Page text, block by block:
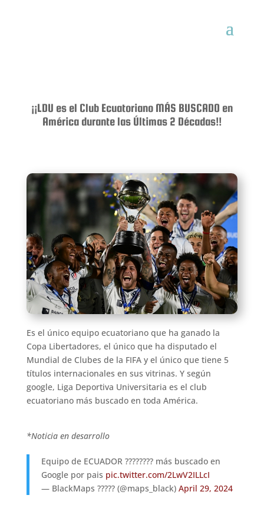
¡¡LDU es el Club Ecuatoriano MÁS BUSCADO en
América durante las Últimas 2 Décadas!!
Es el único equipo ecuatoriano que ha ganado la
Copa Libertadores, el único que ha disputado el
Mundial de Clubes de la FIFA y el único que tiene 5
títulos internacionales en sus vitrinas. Y según
google, Liga Deportiva Universitaria es el club
ecuatoriano más buscado en toda América.
*Noticia en desarrollo
Equipo de ECUADOR ???????? más buscado en
Google por pais pic.twitter.com/2LwV2ILLcI
— BlackMaps ????? (@maps_black) April 29, 2024